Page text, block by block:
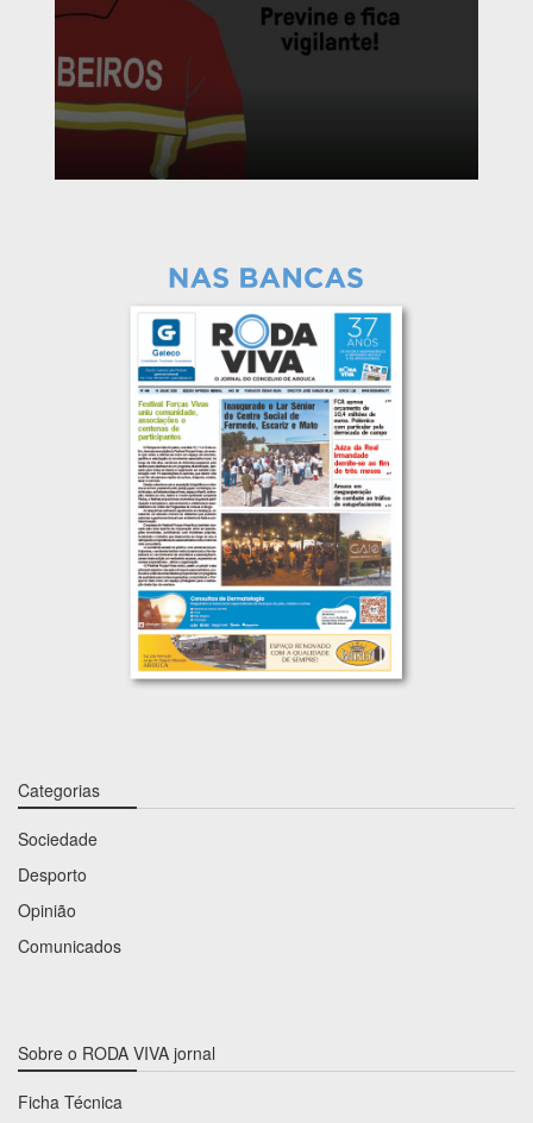
Categorias
Sociedade
Desporto
Opinião
Comunicados
Sobre o RODA VIVA jornal
Ficha Técnica